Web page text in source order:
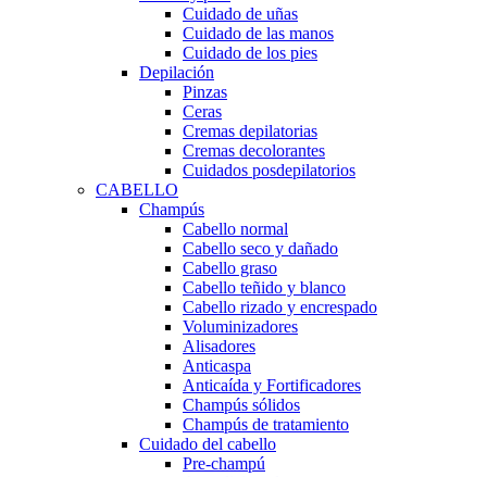
Cuidado de uñas
Cuidado de las manos
Cuidado de los pies
Depilación
Pinzas
Ceras
Cremas depilatorias
Cremas decolorantes
Cuidados posdepilatorios
CABELLO
Champús
Cabello normal
Cabello seco y dañado
Cabello graso
Cabello teñido y blanco
Cabello rizado y encrespado
Voluminizadores
Alisadores
Anticaspa
Anticaída y Fortificadores
Champús sólidos
Champús de tratamiento
Cuidado del cabello
Pre-champú